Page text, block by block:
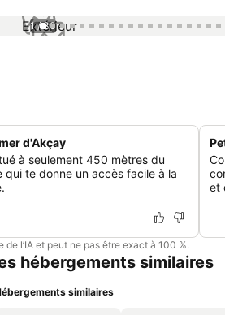
1 / 30
d'Akçay
à seulement 450 mètres du
te donne un accès facile à la
et
de l’IA et peut ne pas être exact à 100 %.
hébergements similaires
similaires